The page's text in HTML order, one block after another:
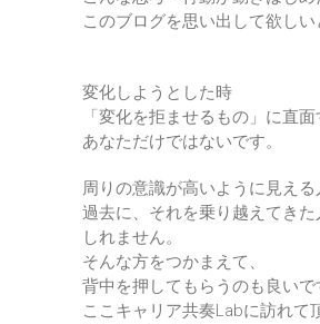
このブログを思い出して欲しい
変化しようとした時
「変化を拒ませるもの」に直面
あなただけではないです。
周りの意識が高いように見える
過去に、それを乗り越えてきた
しれません。
そんな方をつかまえて、
背中を押してもらうのも良いで
ここキャリア共奏Labに訪れて